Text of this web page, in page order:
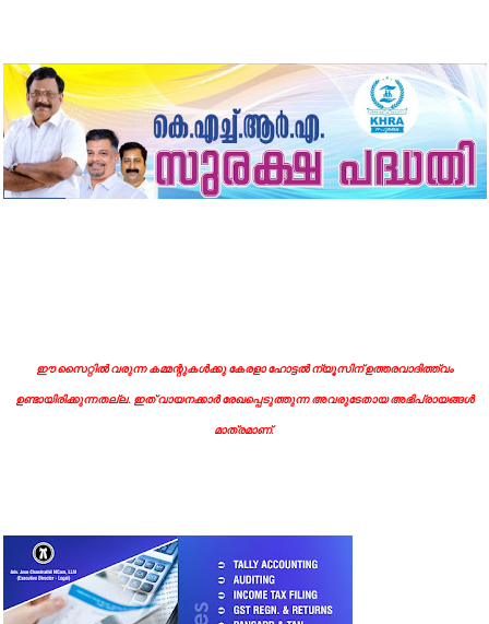
ഈ സൈറ്റിൽ വരുന്ന കമ്മന്റുകൾക്കു കേരളാ ഹോട്ടൽ ന്യൂസിന് ഉത്തരവാദിത്ത്വം
ഉണ്ടായിരിക്കുന്നതല്ല. ഇത് വായനക്കാർ രേഖപ്പെടുത്തുന്ന അവരുടേതായ അഭിപ്രായങ്ങൾ
മാത്രമാണ്.